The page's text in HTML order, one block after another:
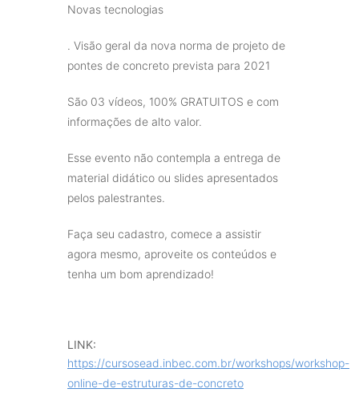
Novas tecnologias
. Visão geral da nova norma de projeto de
pontes de concreto prevista para 2021
São 03 vídeos, 100% GRATUITOS e com
informações de alto valor.
Esse evento não contempla a entrega de
material didático ou slides apresentados
pelos palestrantes.
Faça seu cadastro, comece a assistir
agora mesmo, aproveite os conteúdos e
tenha um bom aprendizado!
LINK:
https://cursosead.inbec.com.br/workshops/workshop-
online-de-estruturas-de-concreto